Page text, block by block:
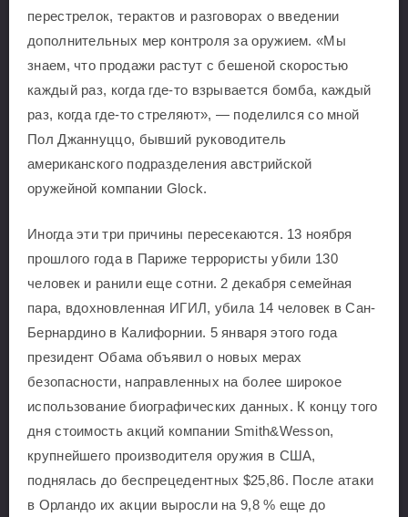
перестрелок, терактов и разговорах о введении
дополнительных мер контроля за оружием. «Мы
знаем, что продажи растут с бешеной скоростью
каждый раз, когда где-то взрывается бомба, каждый
раз, когда где-то стреляют», — поделился со мной
Пол Джаннуццо, бывший руководитель
американского подразделения австрийской
оружейной компании Glock.
Иногда эти три причины пересекаются. 13 ноября
прошлого года в Париже террористы убили 130
человек и ранили еще сотни. 2 декабря семейная
пара, вдохновленная ИГИЛ, убила 14 человек в Сан-
Бернардино в Калифорнии. 5 января этого года
президент Обама объявил о новых мерах
безопасности, направленных на более широкое
использование биографических данных. К концу того
дня стоимость акций компании Smith&Wesson,
крупнейшего производителя оружия в США,
поднялась до беспрецедентных $25,86. После атаки
в Орландо их акции выросли на 9,8 % еще до